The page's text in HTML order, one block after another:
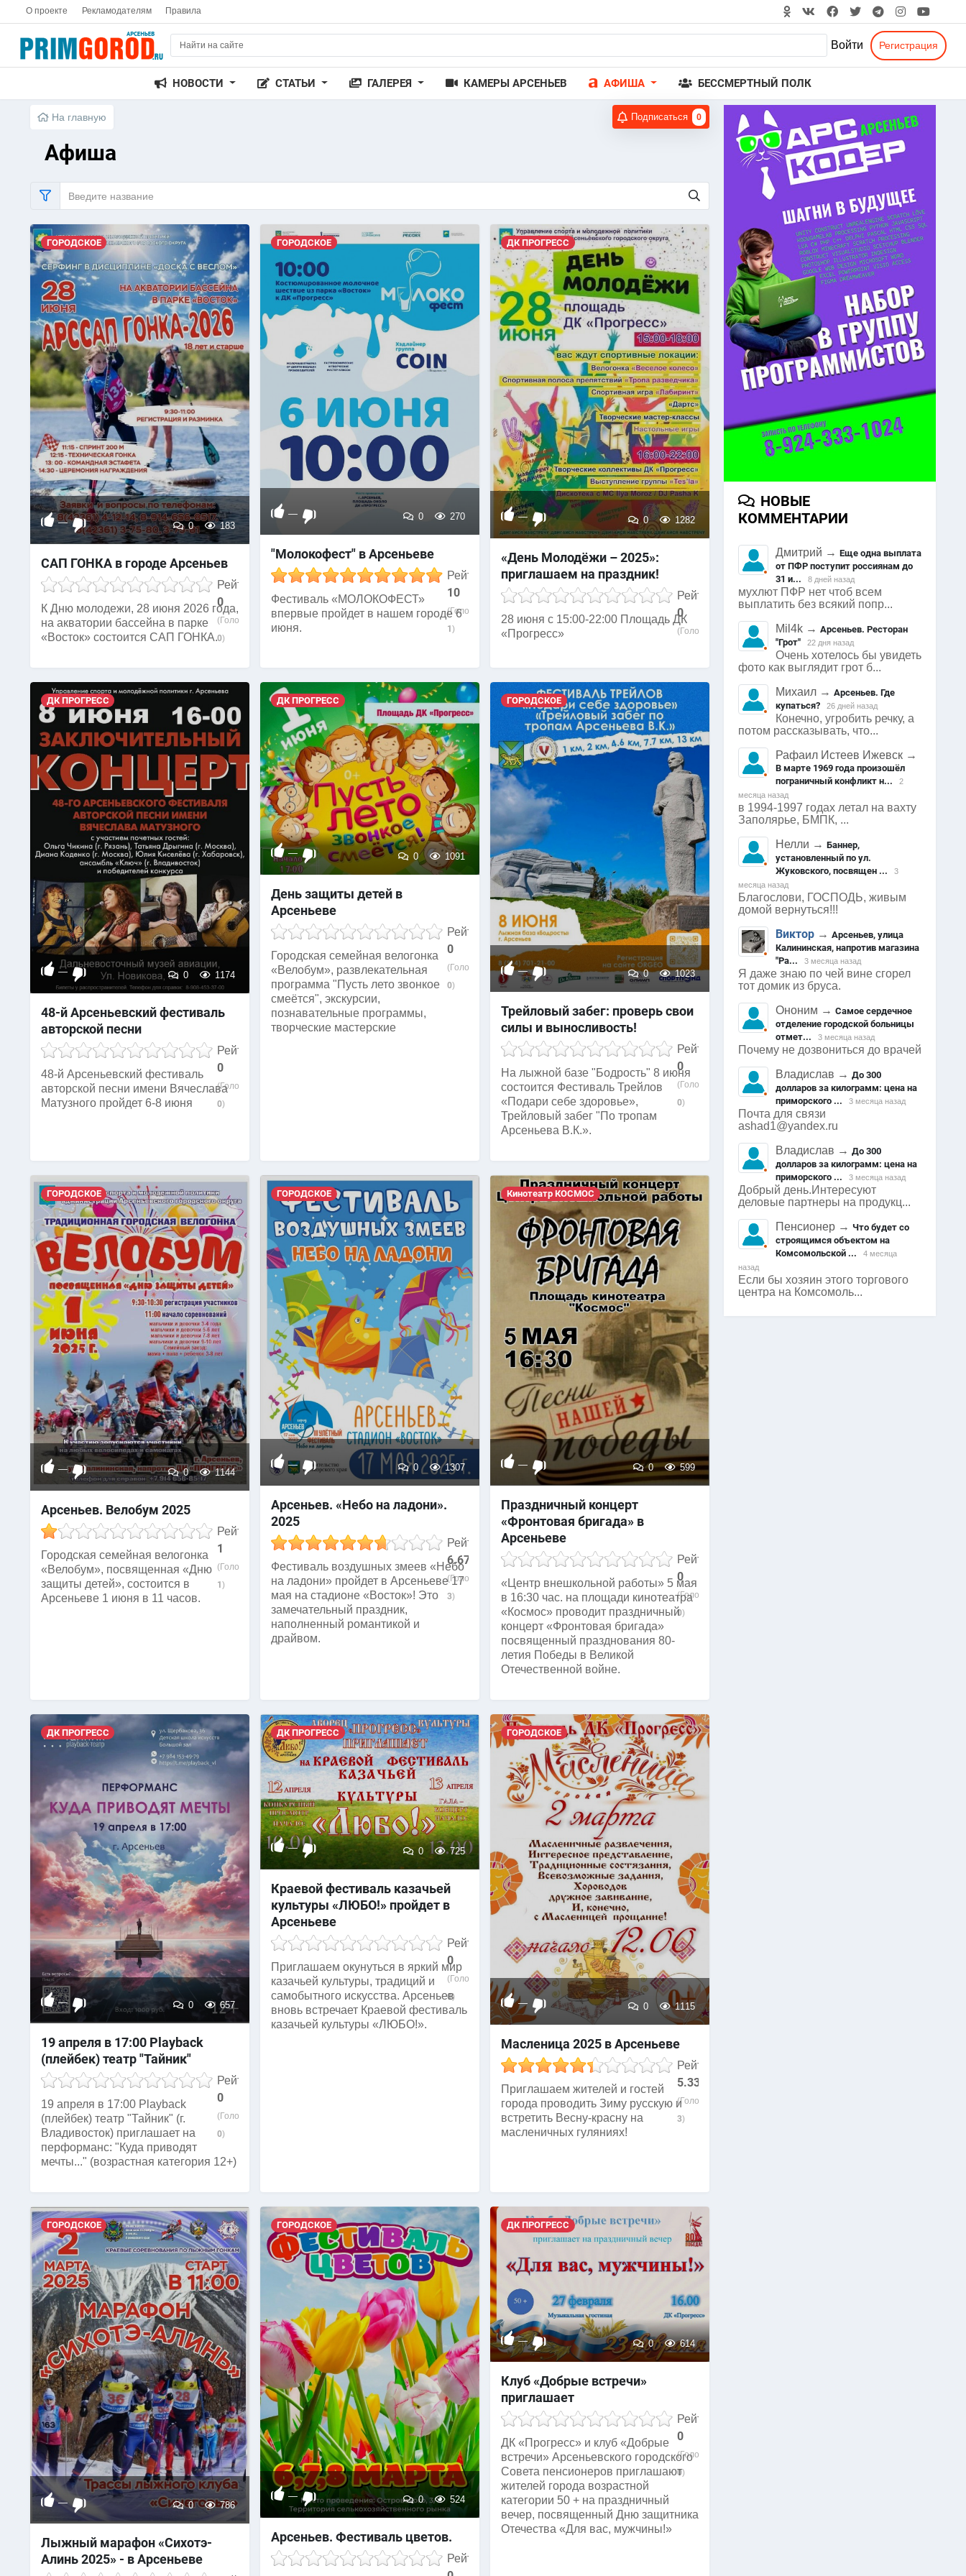
О проекте Рекламодателям Правила
Войти Регистрация
НОВОСТИ СТАТЬИ ГАЛЕРЕЯ КАМЕРЫ АРСЕНЬЕВ АФИША БЕССМЕРТНЫЙ ПОЛК
На главную Подписаться 0
Афиша
ГОРОДСКОЕ
— 0 183
САП ГОНКА в городе Арсеньев
Рейтинг
0
(Голосов:
0)
К Дню молодежи, 28 июня 2026 года,
на акватории бассейна в парке
«Восток» состоится САП ГОНКА.
ГОРОДСКОЕ
— 0 270
"Молокофест" в Арсеньеве
Рейтинг
10
(Голосов:
1 )
​Фестиваль «МОЛОКОФЕСТ»
впервые пройдет в нашем городе 6
июня.
ДК ПРОГРЕСС
— 0 1282
«День Молодёжи – 2025»:
приглашаем на праздник!
Рейтинг
0
(Голосов:
​28 июня с 15:00-22:00 Площадь ДК
«Прогресс»
ДК ПРОГРЕСС
— 0 1174
48-й Арсеньевский фестиваль
авторской песни
Рейтинг
0
(Голосов:
0)
48-й Арсеньевский фестиваль
авторской песни имени Вячеслава
Матузного пройдет 6-8 июня
ДК ПРОГРЕСС
— 0 1091
День защиты детей в
Арсеньеве
Рейтинг
0
(Голосов:
0)
Городская семейная велогонка
«Велобум», развлекательная
программа "Пусть лето звонкое
смеётся", экскурсии,
познавательные программы,
творческие мастерские
ГОРОДСКОЕ
— 0 1023
Трейловый забег: проверь свои
силы и выносливость!
Рейтинг
0
(Голосов:
0)
На лыжной базе "Бодрость" 8 июня
состоится Фестиваль Трейлов
«Подари себе здоровье»,
Трейловый забег "По тропам
Арсеньева В.К.».
ГОРОДСКОЕ
— 0 1144
Арсеньев. Велобум 2025
Рейтинг
1
(Голосов:
1 )
Городская семейная велогонка
«Велобум», посвященная «Дню
защиты детей», состоится в
Арсеньеве 1 июня в 11 часов.
ГОРОДСКОЕ
— 0 1307
Арсеньев. «Небо на ладони».
2025
Рейтинг
6.67
(Голосов:
3)
Фестиваль воздушных змеев «Небо
на ладони» пройдет в Арсеньеве 17
мая на стадионе «Восток»! Это
замечательный праздник,
наполненный романтикой и
драйвом.
Кинотеатр КОСМОС
— 0 599
Праздничный концерт
«Фронтовая бригада» в
Арсеньеве
Рейтинг
0
(Голосов:
0)
«Центр внешкольной работы» 5 мая
в 16:30 час. на площади кинотеатра
«Космос» проводит праздничный
концерт «Фронтовая бригада»
посвященный празднования 80-
летия Победы в Великой
Отечественной войне.
ДК ПРОГРЕСС
— 0 657
19 апреля в 17:00 Playback
(плейбек) театр "Тайник"
Рейтинг
0
(Голосов:
0)
19 апреля в 17:00 Playback
(плейбек) театр "Тайник" (г.
Владивосток) приглашает на
перформанс: "Куда приводят
мечты..." (возрастная категория 12+)
ДК ПРОГРЕСС
— 0 725
Краевой фестиваль казачьей
культуры «ЛЮБО!» пройдет в
Арсеньеве
Рейтинг
0
(Голосов:
0)
Приглашаем окунуться в яркий мир
казачьей культуры, традиций и
самобытного искусства. Арсеньев
вновь встречает Краевой фестиваль
казачьей культуры «ЛЮБО!».
ГОРОДСКОЕ
— 0 1115
Масленица 2025 в Арсеньеве
Рейтинг
5.33
(Голосов:
3)
Приглашаем жителей и гостей
города проводить Зиму русскую и
встретить Весну-красну на
масленичных гуляниях!
ГОРОДСКОЕ
— 0 786
Лыжный марафон «Сихотэ-
Алинь 2025» - в Арсеньеве
ГОРОДСКОЕ
— 0 524
Арсеньев. Фестиваль цветов.
Рейтинг
ДК ПРОГРЕСС
— 0 614
Клуб «Добрые встречи»
приглашает
Рейтинг
0
(Голосов:
0)
ДК «Прогресс» и клуб «Добрые
встречи» Арсеньевского городского
Совета пенсионеров приглашают
жителей города возрастной
категории 50 + на праздничный
вечер, посвященный Дню защитника
Отечества «Для вас, мужчины!»
НОВЫЕ
КОММЕНТАРИИ
Дмитрий →Еще одна выплата
от ПФР поступит россиянам до
31 и...
8 дней назад
мухлют ПФР нет чтоб всем
выплатить без всякий попр...
Mil4k →Арсеньев. Ресторан
"Грот"
22 дня назад
Очень хотелось бы увидеть
фото как выглядит грот б...
Михаил →Арсеньев. Где
купаться?
26 дней назад
Конечно, угробить речку, а
потом рассказывать, что...
Рафаил Истеев Ижевск →
В марте 1969 года произошёл
пограничный конфликт н...
2
месяца назад
в 1994-1997 годах летал на вахту
Заполярье, БМПК, ...
Нелли →Баннер,
установленный по ул.
Жуковского, посвящен ...
3
месяца назад
Благослови, ГОСПОДЬ, живым
домой вернуться!!!
Виктор →Арсеньев, улица
Калининская, напротив магазина
"Ра...
3 месяца назад
Я даже знаю по чей вине сгорел
тот домик из бруса.
Ононим →Самое сердечное
отделение городской больницы
отмет...
3 месяца назад
Почему не дозвониться до врачей
Владислав →До 300
долларов за килограмм: цена на
приморского ...
3 месяца назад
Почта для связи
ashad1@yandex.ru
Владислав →До 300
долларов за килограмм: цена на
приморского ...
3 месяца назад
Добрый день.Интересуют
деловые партнеры на продукц...
Пенсионер →Что будет со
строящимся объектом на
Комсомольской ...
4 месяца
назад
Если бы хозяин этого торгового
центра на Комсомоль...